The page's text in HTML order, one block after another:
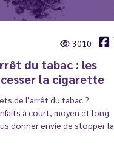
3010
du tabac : les
la cigarette
de l'arrêt du tabac ?
à court, moyen et long
donner envie de stopper la